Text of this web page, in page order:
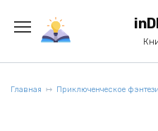
содержанию
Главная Приключенческое фэнтези